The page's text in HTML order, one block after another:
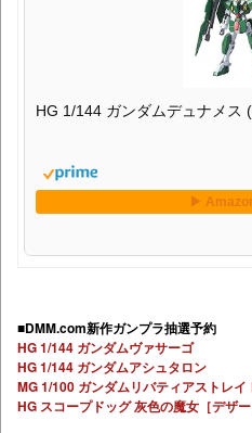
HG 1/144 ガンダムデュナメス
■DMM.com新作ガンプラ抽選予約
HG 1/144 ガンダムヴァサーゴ
HG 1/144 ガンダムアシュタロン
MG 1/100 ガンダムリバティアストレイ
HG スコープドッグ 灰色の魔女［デザー